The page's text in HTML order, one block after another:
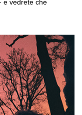
e vedrete che